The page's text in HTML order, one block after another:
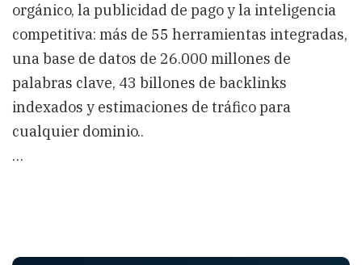
orgánico, la publicidad de pago y la inteligencia
competitiva: más de 55 herramientas integradas,
una base de datos de 26.000 millones de
palabras clave, 43 billones de backlinks
indexados y estimaciones de tráfico para
cualquier dominio..
…